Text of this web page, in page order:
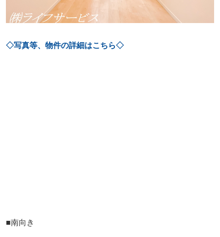
◇写真等、物件の詳細はこちら◇
■南向き